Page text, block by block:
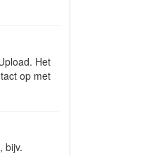
Het
op met
bijv.